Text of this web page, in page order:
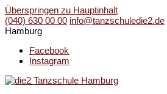
Überspringen zu Hauptinhalt
(040) 630 00 00 info@tanzschuledie2.de
Hamburg
Facebook
Instagram